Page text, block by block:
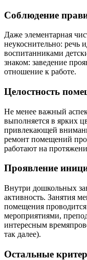
Соблюдение
Даже элементарная
неукоснительно: речь
воспитанниками
знаком: заведение
отношение к работе.
Целостность
Не менее важный
выполняется в ярких
привлекающей
ремонт помещений
работают на
Проявление
Внутри дошкольных
активность. Занятия
помещения
мероприятиями,
интересным
так далее).
Остальные